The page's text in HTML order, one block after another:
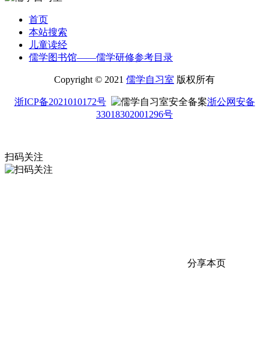
首页
本站搜索
儿童读经
儒学图书馆——儒学研修参考目录
Copyright © 2021 儒学自习室 版权所有
浙ICP备2021010172号
浙公网安备
33018302001296号
扫码关注
分享本页